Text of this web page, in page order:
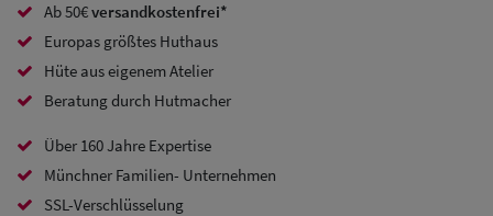
Sale:
Trucker
Caps
Sale: Caps
mit
Ab 50€versandkostenfrei*
Europas größtes Huthaus
Hüte aus eigenem Atelier
Beratung durch Hutmacher
Über 160 Jahre Expertise
Münchner Familien- Unternehmen
SSL-Verschlüsselung